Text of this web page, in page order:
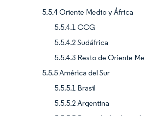
5.5.4 Oriente Medio y África
5.5.4.1 CCG
5.5.4.2 Sudáfrica
5.5.4.3 Resto de Oriente
5.5.5 América del Sur
5.5.5.1 Brasil
5.5.5.2 Argentina